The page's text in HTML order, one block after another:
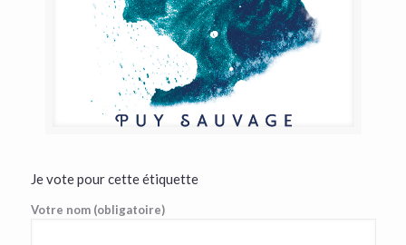
Je vote pour cette étiquette
Votre nom (obligatoire)